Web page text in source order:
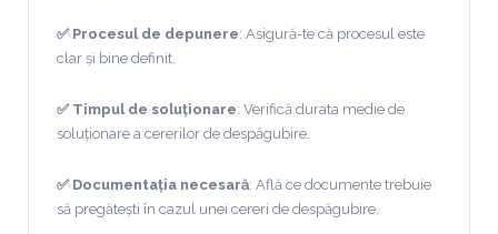
✅ Procesul de depunere: Asigură-te că procesul este
clar și bine definit.
✅ Timpul de soluționare: Verifică durata medie de
soluționare a cererilor de despăgubire.
✅ Documentația necesară: Află ce documente trebuie
să pregătești în cazul unei cereri de despăgubire.